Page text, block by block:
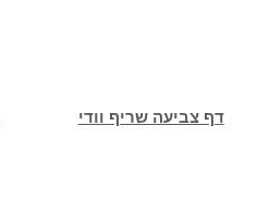
דף צביעה שריף וודי